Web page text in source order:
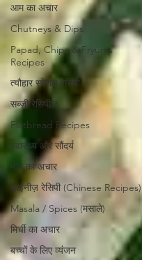
आम का अचार
Chutneys & Dips
Papad, Chips & Fryums
Recipes
त्यौहार स्पेशल रेसिपी
सब्ज़ी रेसिपीज़
Flatbread Recipes
स्वास्थ्य और सौंदर्य
नींबू का अचार
चाइनीज़ रेसिपी (Chinese Recipes)
Masala / Spices (मसाले)
मिर्ची का अचार
बच्चों के लिए व्यंजन